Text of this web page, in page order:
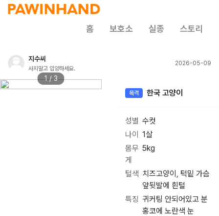
홈 보호소 실종 스토리
지수씨
사지말고 입양하세요.
2026-05-09
1 / 3
목격 한국 고양이
성별 수컷
나이
1살
몸무
게
5kg
털색 치즈고양이, 턱밑 가슴
앞뒷발에 흰털
특징 귀커팅 안되어있고 분
홍코에 노란색 눈